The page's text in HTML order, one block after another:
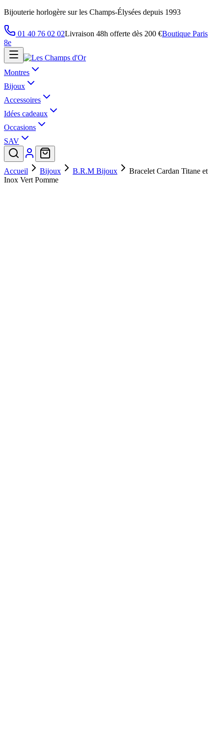
Bijouterie horlogère sur les Champs-Élysées depuis 1993
01 40 76 02 02Livraison 48h offerte dès 200 €Boutique Paris
8e
Montres
Bijoux
Accessoires
Idées cadeaux
Occasions
SAV
Accueil Bijoux B.R.M Bijoux
Bracelet Cardan Titane et
Inox Vert Pomme